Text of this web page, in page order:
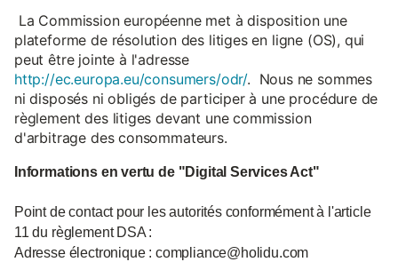
La Commission européenne met à disposition une
plateforme de résolution des litiges en ligne (OS), qui
peut être jointe à l'adresse
http://ec.europa.eu/consumers/odr/. Nous ne sommes
ni disposés ni obligés de participer à une procédure de
règlement des litiges devant une commission
d'arbitrage des consommateurs.
Informations en vertu de "Digital Services Act"
Point de contact pour les autorités conformément à l'article
11 du règlement DSA :
Adresse électronique : compliance@holidu.com